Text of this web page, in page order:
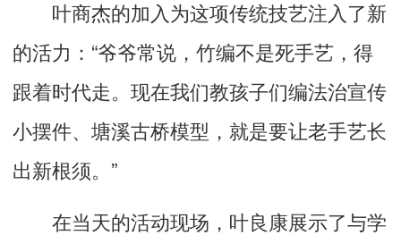
叶商杰的加入为这项传统技艺注入了新
的活力：“爷爷常说，竹编不是死手艺，得
跟着时代走。现在我们教孩子们编法治宣传
小摆件、塘溪古桥模型，就是要让老手艺长
出新根须。”
在当天的活动现场，叶良康展示了与学